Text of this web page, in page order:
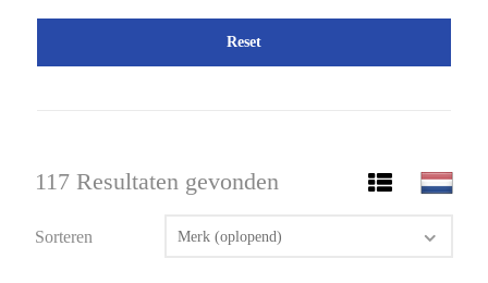
Reset
117 Resultaten gevonden
Sorteren Merk (oplopend)